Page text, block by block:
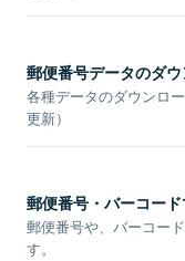
郵便番号データのダ
各種データのダウンロ
更新）
郵便番号・バーコー
郵便番号や、バーコー
す。